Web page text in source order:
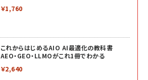
￥1,760
これからはじめるAIO AI最適化の教科書
AEO・GEO・LLMOがこれ1冊でわかる
￥2,640